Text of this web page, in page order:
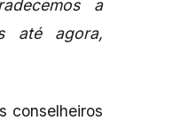
a
até agora,
conselheiros